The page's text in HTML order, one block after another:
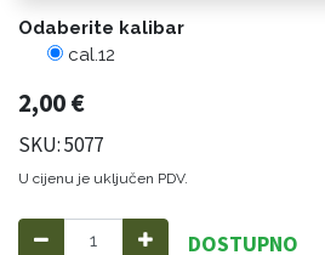
Odaberite kalibar
cal.12
2,00€
SKU: 5077
U cijenu je uključen PDV.
DOSTUPNO